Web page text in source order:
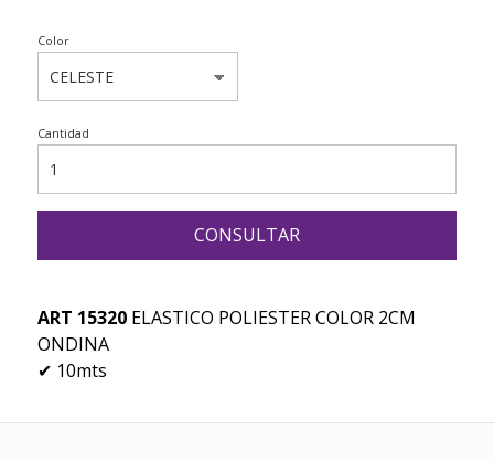
Color
Cantidad
CONSULTAR
ART 15320 ELASTICO POLIESTER COLOR 2CM
ONDINA
✔ 10mts